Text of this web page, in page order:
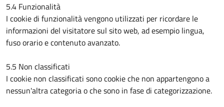
5.4 Funzionalità
I cookie di funzionalità vengono utilizzati per ricordare le
informazioni del visitatore sul sito web, ad esempio lingua,
fuso orario e contenuto avanzato.
5.5 Non classificati
I cookie non classificati sono cookie che non appartengono a
nessun'altra categoria o che sono in fase di categorizzazione.